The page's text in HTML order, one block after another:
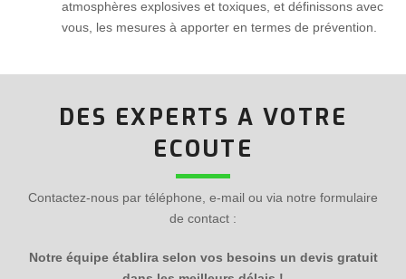
atmosphères explosives et toxiques, et définissons avec
vous, les mesures à apporter en termes de prévention.
DES EXPERTS A VOTRE
ECOUTE
Contactez-nous par téléphone, e-mail ou via notre formulaire
de contact :
Notre équipe établira selon vos besoins un devis gratuit